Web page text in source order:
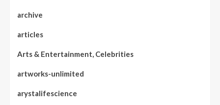
archive
articles
Arts & Entertainment, Celebrities
artworks-unlimited
arystalifescience